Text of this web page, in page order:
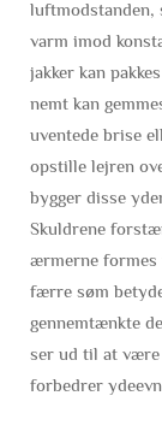
luftmodstanden,
varm imod
jakker kan
nemt kan
uventede brise
opstille lejren
bygger disse
Skuldrene
ærmerne formes
færre søm
gennemtænkte
ser ud til at være
forbedrer